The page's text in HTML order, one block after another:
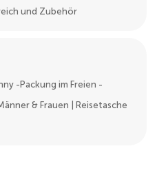
und Zubehör
-Packung im Freien -
& Frauen | Reisetasche